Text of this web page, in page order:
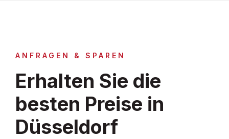
ANFRAGEN & SPAREN
Erhalten Sie die
besten Preise in
Düsseldorf